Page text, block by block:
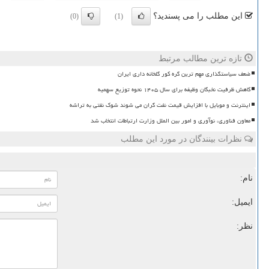
این مطلب را می پسندید؟ (1)
(0)
تازه ترین مطالب مرتبط
ضعف سیاستگذاری مهم ترین گره کور گلخانه داری ایران
کاهش ظرفیت نخبگان وظیفه برای سال ۱۴۰۵ نحوه توزیع سهمیه
اینترنت و موبایل با افزایش قیمت نفت گران می شوند شوک نفتی به تراشه
معاون فناوری، نوآوری و امور بین الملل وزارت ارتباطات انتخاب شد
نظرات بینندگان در مورد این مطلب
نام:
ایمیل:
نظر: